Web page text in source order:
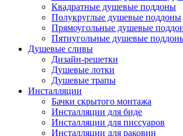
Квадратные душевые поддоны
Полукруглые душевые поддоны
Прямоугольные душевые
Пятиугольные душевые
Душевые сливы
Дизайн-решетки
Душевые лотки
Душевые трапы
Инсталляции
Бачки скрытого монтажа
Инсталляции для биде
Инсталляции для писсуаров
Инсталляции для раковин